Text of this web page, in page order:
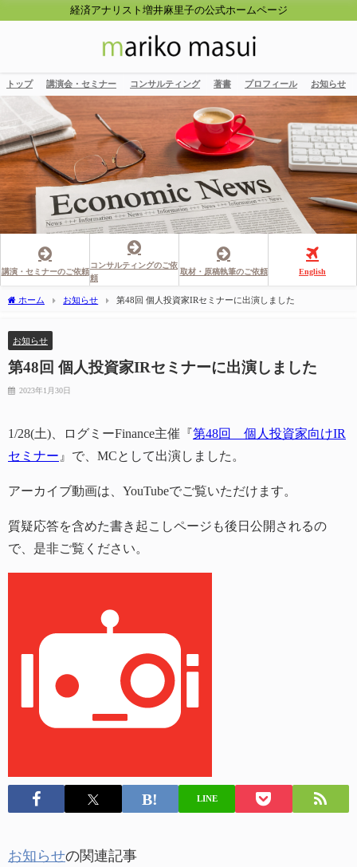
経済アナリスト増井麻里子の公式ホームページ
トップ 講演会・セミナー コンサルティング 著書 プロフィール お知らせ
講演・セミナーのご依頼
コンサルティングのご依
頼
取材・原稿執筆のご依頼 English
ホーム お知らせ 第48回 個人投資家IRセミナーに出演しました
お知らせ
第48回 個人投資家IRセミナーに出演しました
2023年1月30日
1/28(土)、ログミーFinance主催『第48回 個人投資家向けIR
セミナー 』で、MCとして出演しました。
アーカイブ動画は、YouTubeでご覧いただけます。
質疑応答を含めた書き起こしページも後日公開されるの
で、是非ご覧ください。
LINE
お知らせの関連記事